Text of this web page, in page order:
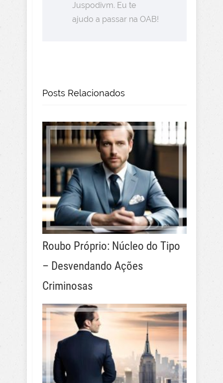
Juspodivm. Eu te
ajudo a passar na OAB!
Posts Relacionados
Roubo Próprio: Núcleo do Tipo
– Desvendando Ações
Criminosas